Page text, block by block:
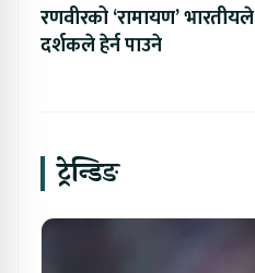
रणवीरको ‘रामायण’ भारतीयले
दर्शकले हेर्न पाउने
ट्रेन्डिङ